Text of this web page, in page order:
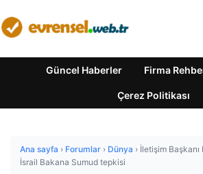
Güncel Haberler Firma
Çerez Politikası
Ana sayfa › Forumlar › Dünya › İletişim Başkanı
İsrail Bakana Sumud tepkisi